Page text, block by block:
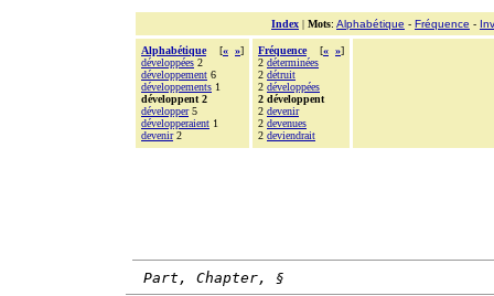
Index | Mots: Alphabétique - Fréquence -
Alphabétique [« »]
développées 2
développement 6
développements 1
développent 2
développer5
développeraient 1
devenir2
Fréquence [« »]
2 déterminées
2 détruit
2 développées
2 développent
2 devenir
2 devenues
2 deviendrait
Part, Chapter, §